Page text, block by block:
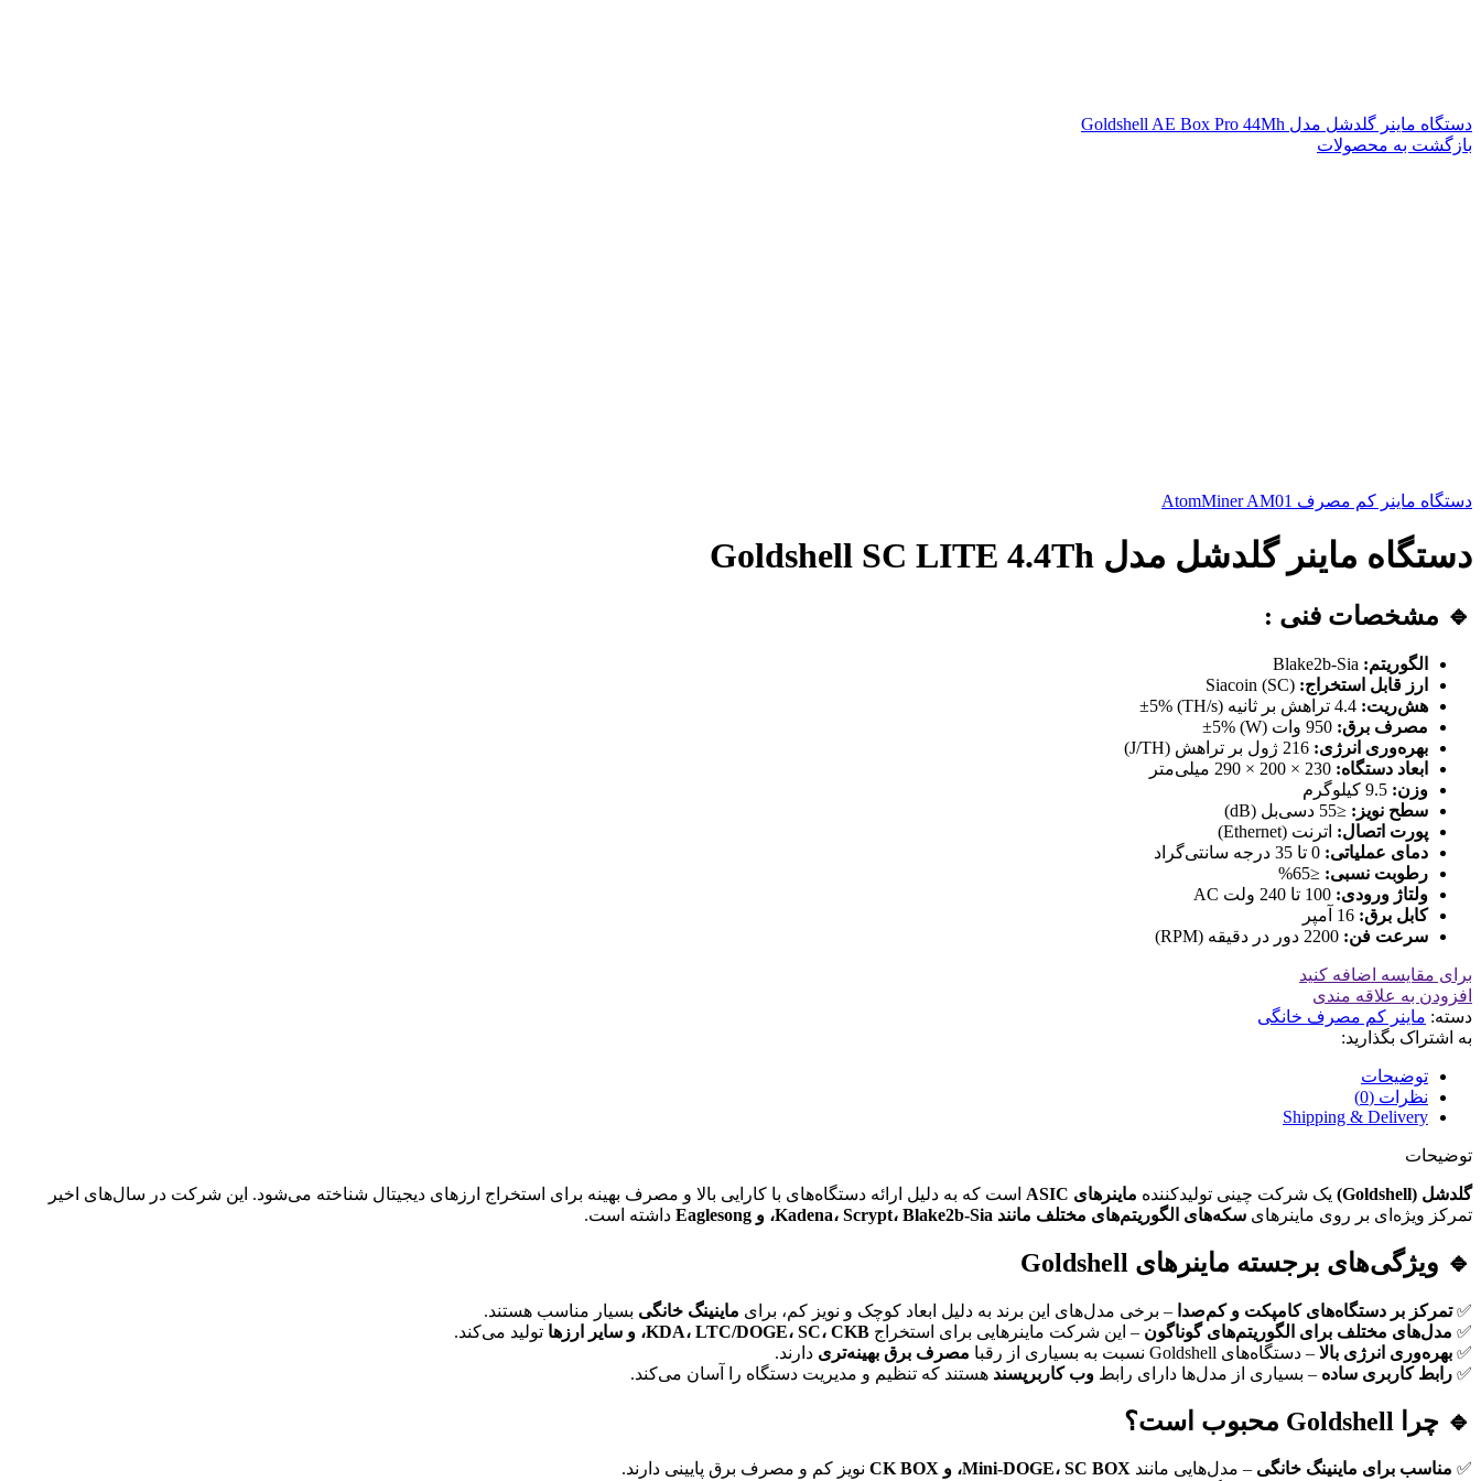
دستگاه ماینر گلدشل مدل Goldshell AE Box Pro 44Mh
بازگشت به محصولات
دستگاه ماینر کم مصرف AtomMiner AM01
دستگاه ماینر گلدشل مدل Goldshell SC LITE 4.4Th
🔹 مشخصات فنی :
الگوریتم:
ارز قابل استخراج:
هش‌ریت:
مصرف برق:
بهره‌وری انرژی:
ابعاد دستگاه:
وزن:
سطح نویز: ≤55 دسی‌بل (dB)
پورت اتصال: اترنت (Ethernet)
دمای عملیاتی:
رطوبت نسبی: ≤65%
ولتاژ ورودی:
کابل برق:
سرعت فن:
برای مقایسه اضافه کنید
افزودن به علاقه مندی
دسته: ماینر کم مصرف خانگی
به اشتراک بگذارید:
توضیحات
نظرات (0)
Shipping & Delivery
توضیحات
گلدشل (Goldshell) یک شرکت چینی تولیدکننده ماینرهای ASIC
است که به دلیل ارائه دستگاه‌های با کارایی بالا و مصرف بهینه برای استخراج ارزهای دیجیتال شناخته می‌شود. این شرکت در سال‌های اخیر
تمرکز ویژه‌ای بر روی ماینرهای سکه‌های الگوریتم‌های مختلف مانند Kadena، Scrypt، Blake2b-Sia، و Eaglesong داشته است.
🔹 ویژگی‌های برجسته ماینرهای Goldshell
✅تمرکز بر دستگاه‌های کامپکت و کم‌صدا – برخی مدل‌های این برند به دلیل ابعاد کوچک و نویز کم، برای ماینینگ خانگی بسیار مناسب هستند.
✅ مدل‌های مختلف برای الگوریتم‌های گوناگون – این شرکت ماینرهایی برای استخراج KDA، LTC/DOGE، SC، CKB، و سایر ارزها
تولید می‌کند.
✅ بهره‌وری انرژی بالا – دستگاه‌های Goldshell نسبت به بسیاری از رقبا مصرف برق بهینه‌تری دارند.
✅ رابط کاربری ساده – بسیاری از مدل‌ها دارای رابط وب کاربرپسند هستند که تنظیم و مدیریت دستگاه را آسان می‌کند.
🔹 چرا Goldshell محبوب است؟
✅ مناسب برای ماینینگ خانگی – مدل‌هایی مانند Mini-DOGE، SC BOX، و CK BOX
نویز کم و مصرف برق پایینی دارند.